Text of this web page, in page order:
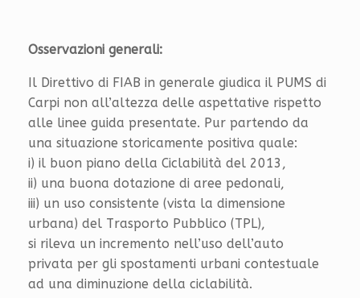
Osservazioni generali:
Il Direttivo di FIAB in generale giudica il PUMS di
Carpi non all’altezza delle aspettative rispetto
alle linee guida presentate. Pur partendo da
una situazione storicamente positiva quale:
i) il buon piano della Ciclabilità del 2013,
ii) una buona dotazione di aree pedonali,
iii) un uso consistente (vista la dimensione
urbana) del Trasporto Pubblico (TPL),
si rileva un incremento nell’uso dell’auto
privata per gli spostamenti urbani contestuale
ad una diminuzione della ciclabilità.